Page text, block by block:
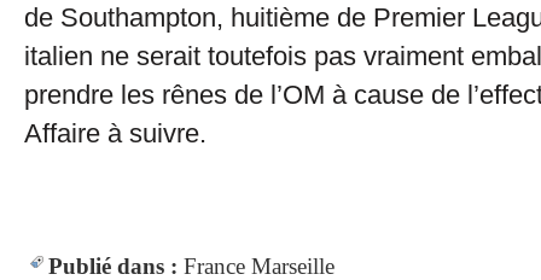
de Southampton, huitième de Premier
italien ne serait toutefois pas vraiment
prendre les rênes de l’OM à cause de
Affaire à suivre.
Publié dans : France Marseille